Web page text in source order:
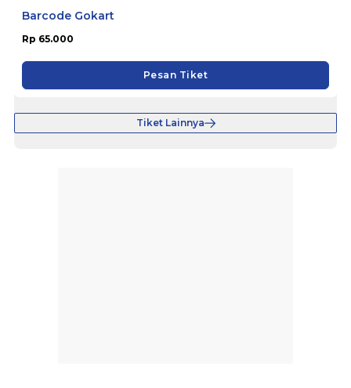
Barcode Gokart
Rp 65.000
Pesan Tiket
Tiket Lainnya